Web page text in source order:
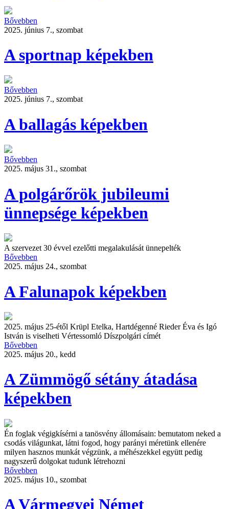
Bővebben
2025. június 7., szombat
A sportnap képekben
Bővebben
2025. június 7., szombat
A ballagás képekben
Bővebben
2025. május 31., szombat
A polgárőrök jubileumi
ünnepsége képekben
A szervezet 30 évvel ezelőtti megalakulását ünnepelték
Bővebben
2025. május 24., szombat
A Falunapok képekben
2025. május 25-étől Krüpl Etelka, Hartdégenné Rieder Éva és Igó
István is viselheti Vértessomló Díszpolgári címét
Bővebben
2025. május 20., kedd
A Zümmögő sétány átadása
képekben
Én foglak végigkísérni a tanösvény állomásain: bemutatom neked a
csodás világunkat, látni fogod, hogy parányi méretünk ellenére
milyen hasznos munkát végzünk, a méhészekkel együtt pedig
nagyszerű dolgokat tudunk létrehozni
Bővebben
2025. május 10., szombat
A Vármegyei Német